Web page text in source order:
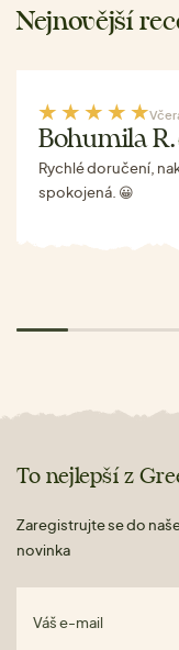
Nejnovější
Bohumila R.
Rychlé doručení,
spokojená. 😀
To nejlepší z
Zaregistrujte se do
novinka
Váš e-mail